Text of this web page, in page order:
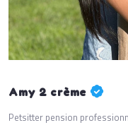
Amy 2 crème
Petsitter pension